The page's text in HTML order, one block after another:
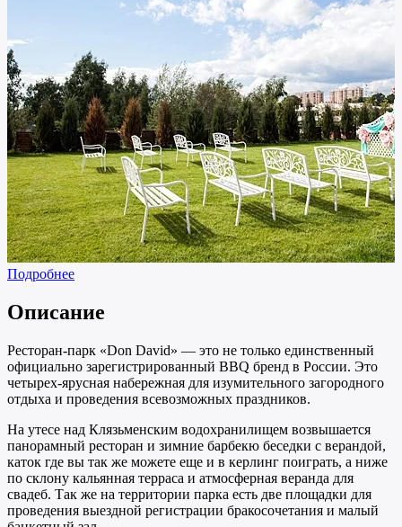
Подробнее
Описание
Ресторан-парк «Don David» — это не только единственный
официально зарегистрированный BBQ бренд в России. Это
четырех-ярусная набережная для изумительного загородного
отдыха и проведения всевозможных праздников.
На утесе над Клязьменским водохранилищем возвышается
панорамный ресторан и зимние барбекю беседки с верандой,
каток где вы так же можете еще и в керлинг поиграть, а ниже
по склону кальянная терраса и атмосферная веранда для
свадеб. Так же на территории парка есть две площадки для
проведения выездной регистрации бракосочетания и малый